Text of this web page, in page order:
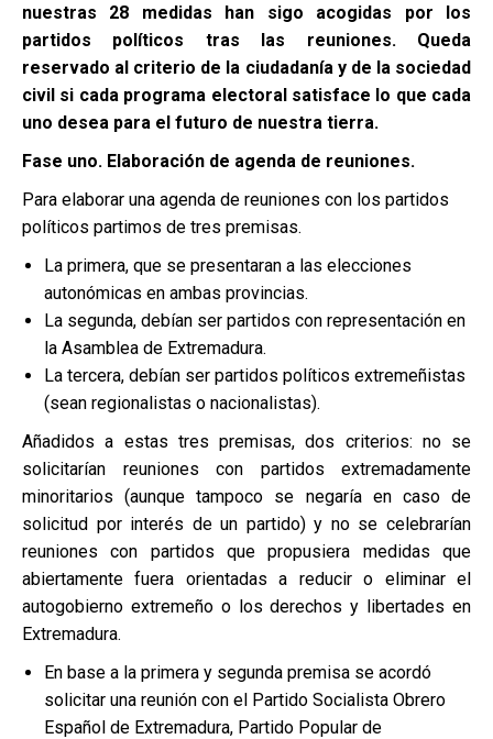
nuestras 28 medidas han sigo acogidas por los
partidos políticos tras las reuniones. Queda
reservado al criterio de la ciudadanía y de la sociedad
civil si cada programa electoral satisface lo que cada
uno desea para el futuro de nuestra tierra.
Fase uno. Elaboración de agenda de reuniones.
Para elaborar una agenda de reuniones con los partidos
políticos partimos de tres premisas.
La primera, que se presentaran a las elecciones
autonómicas en ambas provincias.
La segunda, debían ser partidos con representación en
la Asamblea de Extremadura.
La tercera, debían ser partidos políticos extremeñistas
(sean regionalistas o nacionalistas).
Añadidos a estas tres premisas, dos criterios: no se
solicitarían reuniones con partidos extremadamente
minoritarios (aunque tampoco se negaría en caso de
solicitud por interés de un partido) y no se celebrarían
reuniones con partidos que propusiera medidas que
abiertamente fuera orientadas a reducir o eliminar el
autogobierno extremeño o los derechos y libertades en
Extremadura.
En base a la primera y segunda premisa se acordó
solicitar una reunión con el Partido Socialista Obrero
Español de Extremadura, Partido Popular de